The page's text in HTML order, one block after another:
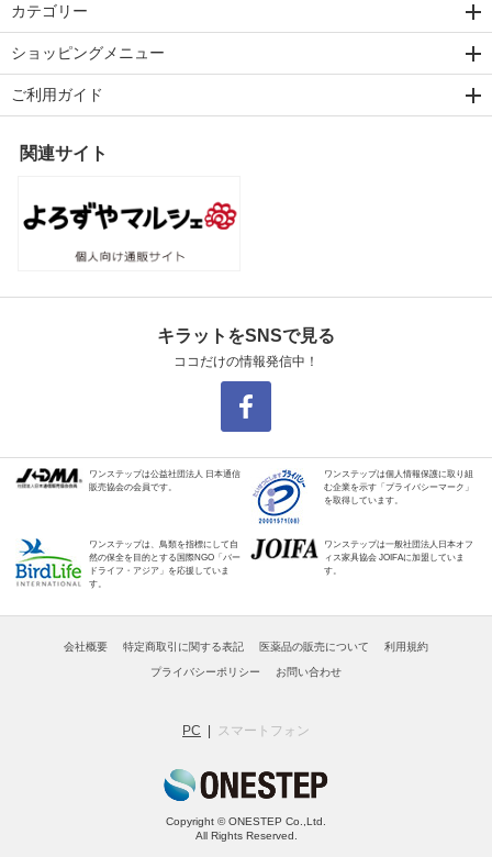
カテゴリー
ショッピングメニュー
ご利用ガイド
関連サイト
キラットをSNSで見る
ココだけの情報発信中！
ワンステップは公益社団法人 日本通信
販売協会の会員です。
ワンステップは個人情報保護に取り組
む企業を示す「プライバシーマーク」
を取得しています。
ワンステップは、鳥類を指標にして自
然の保全を目的とする国際NGO「バー
ドライフ・アジア」を応援していま
す。
ワンステップは一般社団法人日本オフ
ィス家具協会 JOIFAに加盟していま
す。
会社概要 特定商取引に関する表記 医薬品の販売について 利用規約
プライバシーポリシー お問い合わせ
PC スマートフォン
Copyright © ONESTEP Co.,Ltd.
All Rights Reserved.